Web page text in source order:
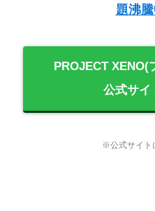
題沸
PROJECT XENO(
公式サイ
※公式サイト